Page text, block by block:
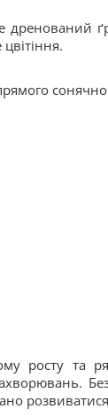
росту та
Без